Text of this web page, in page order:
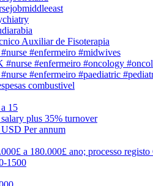
Auxiliar de Fisoterapia
#enfermeiro #midwives
#nurse #enfermeiro #oncology
#enfermeiro #paediatric
combustivel
15
plus 35% turnover
Per annum
a 180.000£ ano; processo
1500